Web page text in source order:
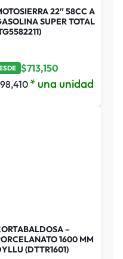
22″ 58CC A
SUPER TOTAL
$713,150
* una unidad
–
1600 MM
(DTTR1601)